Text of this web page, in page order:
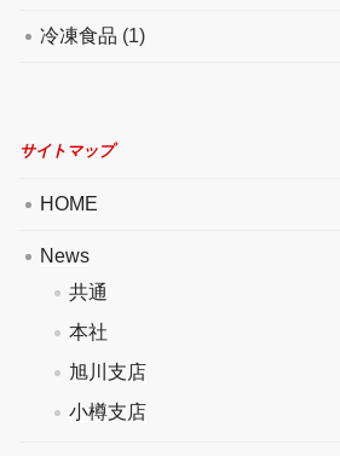
冷凍食品 (1)
サイトマップ
HOME
News
共通
本社
旭川支店
小樽支店